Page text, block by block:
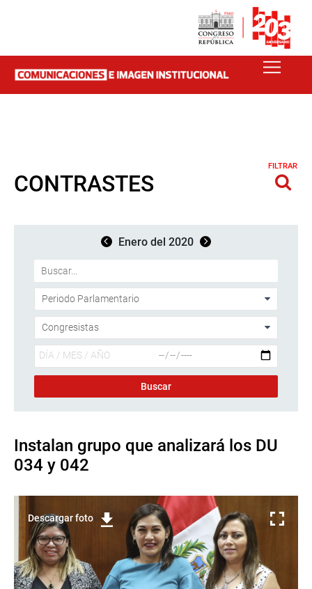
CONTRASTES
FILTRAR
Enero del 2020
Instalan grupo que analizará los DU
034 y 042
Descargar foto